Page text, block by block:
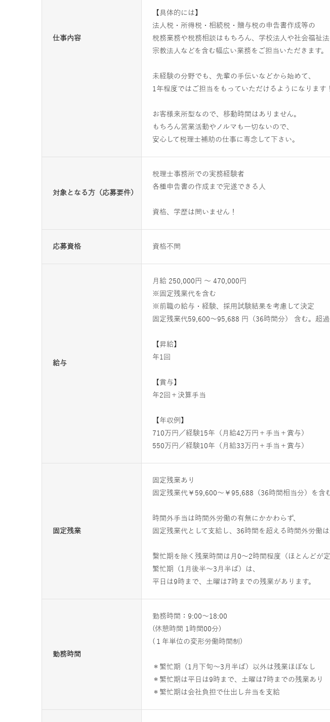
仕事内容
【具体的には】
法人税・所得税・相続税・贈与税の申告書作成等の
税務業務や税務相談はもちろん、学校法人や社会福祉法
宗教法人などを含む幅広い業務をご担当いただきます。
未経験の分野でも、先輩の手伝いなどから始めて、
1年程度ではご担当をもっていただけるようになります！
お客様来所型なので、移動時間はありません。
もちろん営業活動やノルマも一切ないので、
安心して税理士補助の仕事に専念して下さい。
対象となる方（応募要件）
税理士事務所での実務経験者
各種申告書の作成まで完遂できる人
資格、学歴は問いません！
応募資格 資格不問
給与
月給 250,000円 ～ 470,000円
※固定残業代を含む
※前職の給与・経験、採用試験結果を考慮して決定
固定残業代59,600～95,688 円（36時間分） 含む。超
【昇給】
年1回
【賞与】
年2回＋決算手当
【年収例】
710万円／経験15年（月給42万円＋手当＋賞与）
550万円／経験10年（月給33万円＋手当＋賞与）
固定残業
固定残業あり
固定残業代￥59,600〜￥95,688（36時間相当分）を含
時間外手当は時間外労働の有無にかかわらず、
固定残業代として支給し、36時間を超える時間外労働は
繫忙期を除く残業時間は月0～2時間程度（ほとんどが定
繁忙期（1月後半～3月半ば）は、
平日は9時まで、土曜は7時までの残業があります。
勤務時間
勤務時間：9:00～18:00
(休憩時間 1時間00分)
(１年単位の変形労働時間制)
＊繁忙期（1月下旬～3月半ば）以外は残業ほぼなし
＊繁忙期は平日は9時まで、土曜は7時までの残業あり
＊繁忙期は会社負担で仕出し弁当を支給